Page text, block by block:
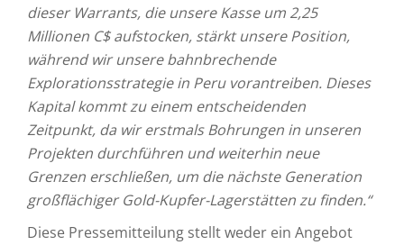
dieser Warrants, die unsere Kasse um 2,25
Millionen C$ aufstocken, stärkt unsere Position,
während wir unsere bahnbrechende
Explorationsstrategie in Peru vorantreiben. Dieses
Kapital kommt zu einem entscheidenden
Zeitpunkt, da wir erstmals Bohrungen in unseren
Projekten durchführen und weiterhin neue
Grenzen erschließen, um die nächste Generation
großflächiger Gold-Kupfer-Lagerstätten zu finden.“
Diese Pressemitteilung stellt weder ein Angebot